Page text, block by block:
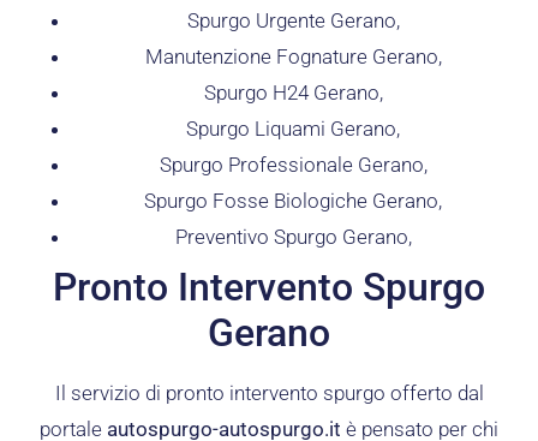
Spurgo Urgente Gerano,
Manutenzione Fognature Gerano,
Spurgo H24 Gerano,
Spurgo Liquami Gerano,
Spurgo Professionale Gerano,
Spurgo Fosse Biologiche Gerano,
Preventivo Spurgo Gerano,
Pronto Intervento Spurgo
Gerano
Il servizio di pronto intervento spurgo offerto dal
portale autospurgo-autospurgo.it è pensato per chi